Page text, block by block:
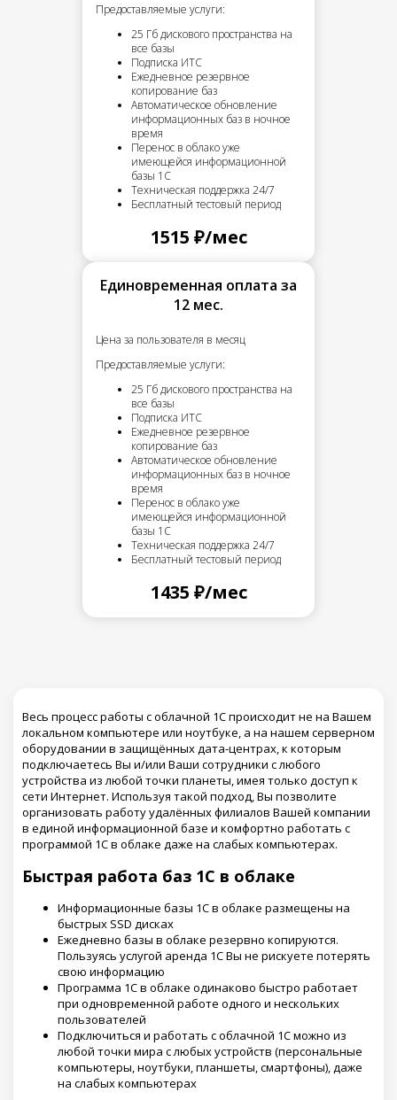
Предоставляемые услуги:
25 Гб дискового пространства на
все базы
Подписка ИТС
Ежедневное резервное
копирование баз
Автоматическое обновление
информационных баз в ночное
время
Перенос в облако уже
имеющейся информационной
базы 1С
Техническая поддержка 24/7
Бесплатный тестовый период
1515 ₽/мес
Единовременная оплата за
12 мес.
Цена за пользователя в месяц
Предоставляемые услуги:
25 Гб дискового пространства на
все базы
Подписка ИТС
Ежедневное резервное
копирование баз
Автоматическое обновление
информационных баз в ночное
время
Перенос в облако уже
имеющейся информационной
базы 1С
Техническая поддержка 24/7
Бесплатный тестовый период
1435 ₽/мес
Весь процесс работы с облачной 1С происходит не на Вашем
локальном компьютере или ноутбуке, а на нашем серверном
оборудовании в защищённых дата-центрах, к которым
подключаетесь Вы и/или Ваши сотрудники с любого
устройства из любой точки планеты, имея только доступ к
сети Интернет. Используя такой подход, Вы позволите
организовать работу удалённых филиалов Вашей компании
в единой информационной базе и комфортно работать с
программой 1С в облаке даже на слабых компьютерах.
Быстрая работа баз 1С в облаке
Информационные базы 1С в облаке размещены на
быстрых SSD дисках
Ежедневно базы в облаке резервно копируются.
Пользуясь услугой аренда 1С Вы не рискуете потерять
свою информацию
Программа 1С в облаке одинаково быстро работает
при одновременной работе одного и нескольких
пользователей
Подключиться и работать с облачной 1С можно из
любой точки мира с любых устройств (персональные
компьютеры, ноутбуки, планшеты, смартфоны), даже
на слабых компьютерах